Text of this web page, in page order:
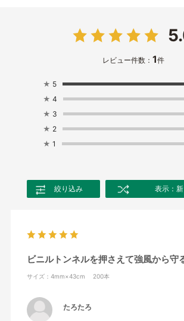
レビュー件数： 1件
★ 5
★ 4
★ 3
★ 2
★ 1
絞り込み 表示：
ビニルトンネルを押さえて強風から守
サイズ：4mm×43cm 200本
たろたろ